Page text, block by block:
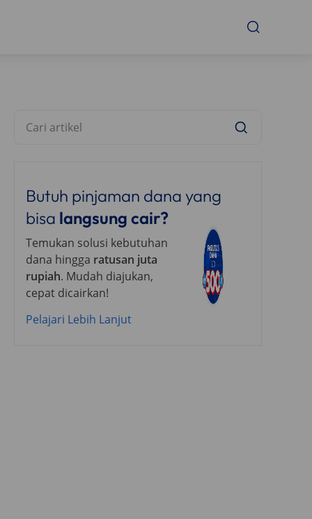
Butuh pinjaman dana yang
bisa langsung cair?
Temukan solusi kebutuhan
dana hingga ratusan juta
rupiah. Mudah diajukan,
cepat dicairkan!
Pelajari Lebih Lanjut